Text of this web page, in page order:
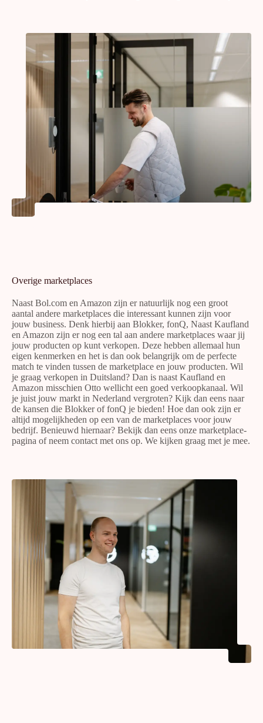
Overige marketplaces
Naast Bol.com en Amazon zijn er natuurlijk nog een groot
aantal andere marketplaces die interessant kunnen zijn voor
jouw business. Denk hierbij aan Blokker, fonQ, Naast Kaufland
en Amazon zijn er nog een tal aan andere marketplaces waar jij
jouw producten op kunt verkopen. Deze hebben allemaal hun
eigen kenmerken en het is dan ook belangrijk om de perfecte
match te vinden tussen de marketplace en jouw producten. Wil
je graag verkopen in Duitsland? Dan is naast Kaufland en
Amazon misschien Otto wellicht een goed verkoopkanaal. Wil
je juist jouw markt in Nederland vergroten? Kijk dan eens naar
de kansen die Blokker of fonQ je bieden! Hoe dan ook zijn er
altijd mogelijkheden op een van de marketplaces voor jouw
bedrijf. Benieuwd hiernaar? Bekijk dan eens onze marketplace-
pagina of neem contact met ons op. We kijken graag met je mee.